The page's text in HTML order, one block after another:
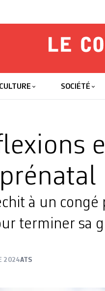
Le
CULTURE SOCIÉTÉ
à un
terminer sa
2024ATS